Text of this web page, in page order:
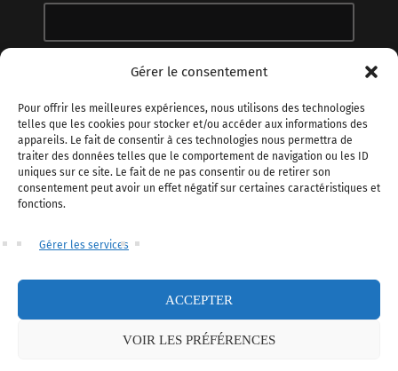
Gérer le consentement
Pour offrir les meilleures expériences, nous utilisons des technologies
telles que les cookies pour stocker et/ou accéder aux informations des
appareils. Le fait de consentir à ces technologies nous permettra de
traiter des données telles que le comportement de navigation ou les ID
uniques sur ce site. Le fait de ne pas consentir ou de retirer son
consentement peut avoir un effet négatif sur certaines caractéristiques et
fonctions.
Gérer les services
ACCEPTER
VOIR LES PRÉFÉRENCES
Gardez votre session active
Copyright 2025Hubcode– Tous droits réservés.